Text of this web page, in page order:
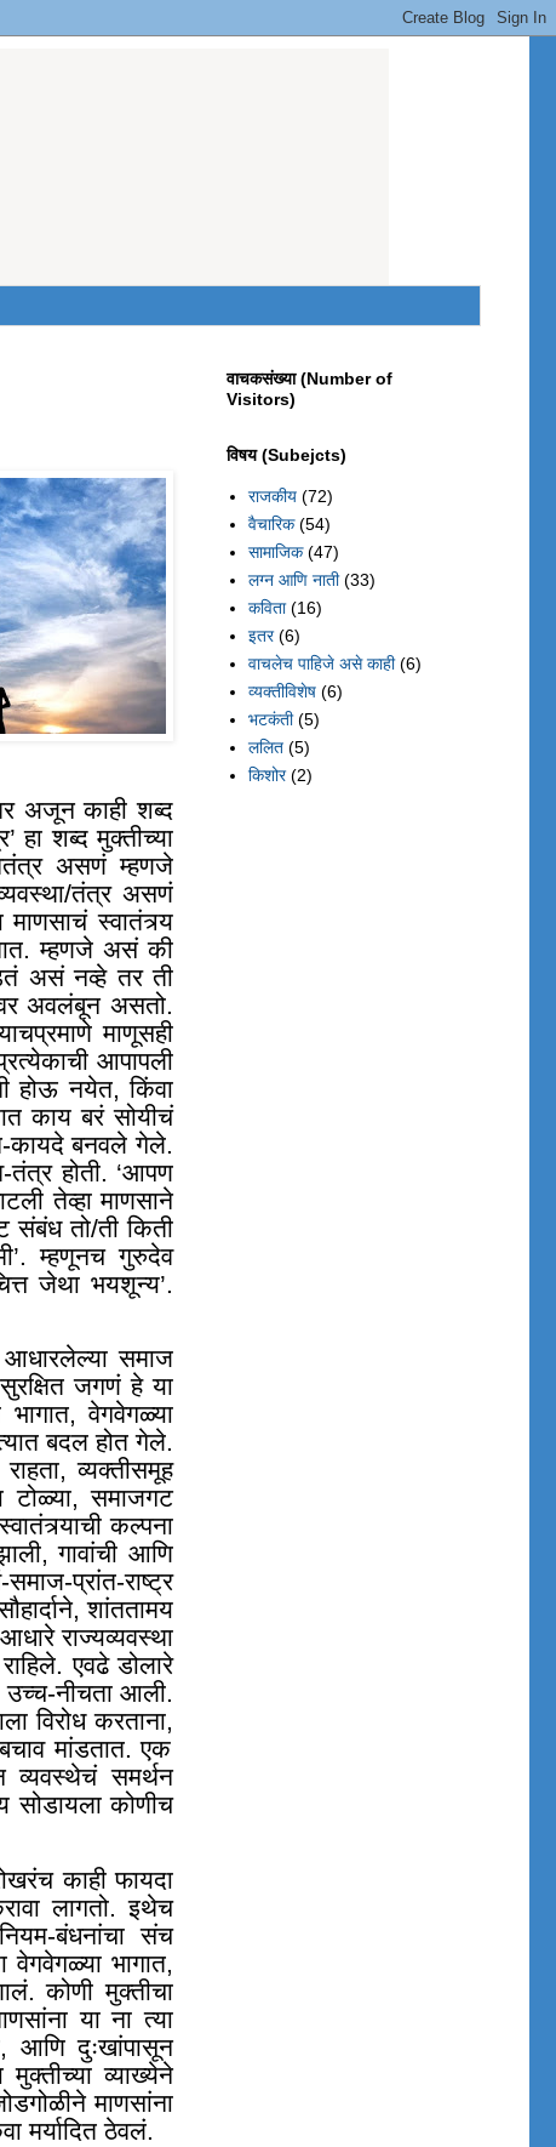
अजून काही शब्द
हा शब्द मुक्तीच्या
असणं म्हणजे
तंत्र असणं
स्वातंत्र्य
म्हणजे असं की
असं नव्हे तर ती
अवलंबून असतो.
माणूसही
आपापली
होऊ नयेत, किंवा
काय बरं सोयीचं
कायदे बनवले गेले.
होती. ‘आपण
तेव्हा माणसाने
संबंध तो/ती किती
म्हणूनच गुरुदेव
जेथा भयशून्य’.
आधारलेल्या समाज
जगणं हे या
, वेगवेगळ्या
बदल होत गेले.
, व्यक्तीसमूह
, समाजगट
कल्पना
, गावांची आणि
प्रांत-राष्ट्र
, शांततामय
राज्यव्यवस्था
एवढे डोलारे
उच्च-नीचता आली.
विरोध करताना,
मांडतात. एक
व्यवस्थेचं समर्थन
सोडायला कोणीच
काही फायदा
लागतो. इथेच
बंधनांचा संच
वेगवेगळ्या भागात,
कोणी मुक्तीचा
या ना त्या
, आणि दुःखांपासून
व्याख्येने
माणसांना
मर्यादित ठेवलं.
वाचकसंख्या (Number of
Visitors)
विषय (Subejcts)
राजकीय (72)
वैचारिक (54)
सामाजिक (47)
लग्न आणि नाती (33)
कविता (16)
इतर (6)
वाचलेच पाहिजे असे काही (6)
व्यक्तीविशेष (6)
भटकंती (5)
ललित (5)
किशोर (2)